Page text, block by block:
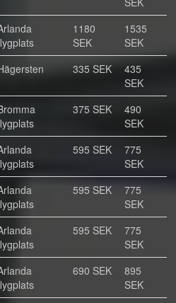
1180
SEK
1535
SEK
335 SEK
435
SEK
375 SEK
490
SEK
595 SEK
775
SEK
595 SEK
775
SEK
595 SEK
775
SEK
690 SEK
895
SEK